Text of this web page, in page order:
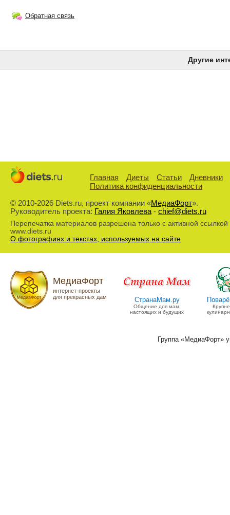
Обратная связь
Другие
Главная Диеты Статьи
Дневники
Политика конфиденциальности
© 2010-2026 Diets.ru, проект компании «МедиаФорт».
Руководитель проекта: Галия Яковлева- chief@diets.ru
Перепечатка материалов разрешена только с активной ссылкой
www.diets.ru
О фотографиях и текстах, используемых на сайте
МедиаФорт
интернет-проекты
для прекрасных дам
СтранаМам.ру
Общение для мам,
настоящих и будущих
Группа «МедиаФорт»